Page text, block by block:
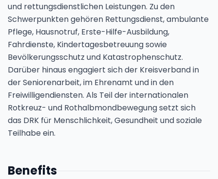
und rettungsdienstlichen Leistungen. Zu den
Schwerpunkten gehören Rettungsdienst, ambulante
Pflege, Hausnotruf, Erste-Hilfe-Ausbildung,
Fahrdienste, Kindertagesbetreuung sowie
Bevölkerungsschutz und Katastrophenschutz.
Darüber hinaus engagiert sich der Kreisverband in
der Seniorenarbeit, im Ehrenamt und in den
Freiwilligendiensten. Als Teil der internationalen
Rotkreuz- und Rothalbmondbewegung setzt sich
das DRK für Menschlichkeit, Gesundheit und soziale
Teilhabe ein.
Benefits